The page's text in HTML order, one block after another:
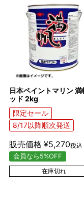
日本ペイントマリン 満
ッド 2kg
限定セール
8/17以降順次発送
販売価格 ¥5,270税込
会員なら5%OFF
在庫切れ